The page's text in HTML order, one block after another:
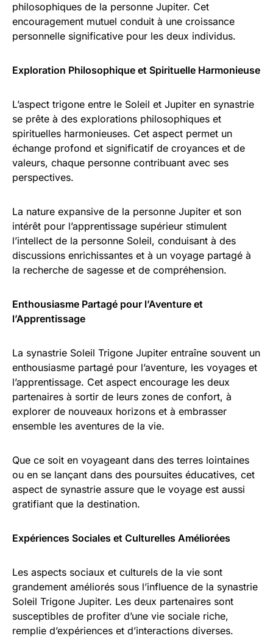
philosophiques de la personne Jupiter. Cet
encouragement mutuel conduit à une croissance
personnelle significative pour les deux individus.
Exploration Philosophique et Spirituelle Harmonieuse
L’aspect trigone entre le Soleil et Jupiter en synastrie
se prête à des explorations philosophiques et
spirituelles harmonieuses. Cet aspect permet un
échange profond et significatif de croyances et de
valeurs, chaque personne contribuant avec ses
perspectives.
La nature expansive de la personne Jupiter et son
intérêt pour l’apprentissage supérieur stimulent
l’intellect de la personne Soleil, conduisant à des
discussions enrichissantes et à un voyage partagé à
la recherche de sagesse et de compréhension.
Enthousiasme Partagé pour l’Aventure et
l’Apprentissage
La synastrie Soleil Trigone Jupiter entraîne souvent un
enthousiasme partagé pour l’aventure, les voyages et
l’apprentissage. Cet aspect encourage les deux
partenaires à sortir de leurs zones de confort, à
explorer de nouveaux horizons et à embrasser
ensemble les aventures de la vie.
Que ce soit en voyageant dans des terres lointaines
ou en se lançant dans des poursuites éducatives, cet
aspect de synastrie assure que le voyage est aussi
gratifiant que la destination.
Expériences Sociales et Culturelles Améliorées
Les aspects sociaux et culturels de la vie sont
grandement améliorés sous l’influence de la synastrie
Soleil Trigone Jupiter. Les deux partenaires sont
susceptibles de profiter d’une vie sociale riche,
remplie d’expériences et d’interactions diverses.